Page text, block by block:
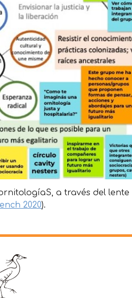
a través del
2020).